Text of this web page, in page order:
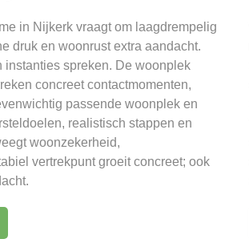
in Nijkerk vraagt om laagdrempelig
druk en woonrust extra aandacht.
instanties spreken. De woonplek
concreet contactmomenten,
passende woonplek en
realistisch stappen en
woonzekerheid,
vertrekpunt groeit concreet; ook